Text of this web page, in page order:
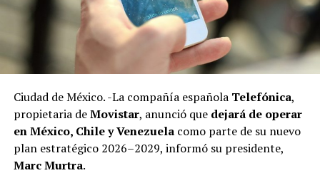
Las investigaciones encontraron que, al igual que otros
líderes sindicales en México, la gestión de Arturo Zayún
está marcada por decisiones financieras con
mecanismos poco transparentes y que le han permitido
adquirir propiedades inmuebles, realizar negocios con
Ciudad de México. -La compañía española Telefónica,
propietaria deMovistar, anunció que dejará de operar
en México, Chile y Venezuelacomo parte de su nuevo
plan estratégico 2026–2029, informó su presidente,
Marc Murtra.